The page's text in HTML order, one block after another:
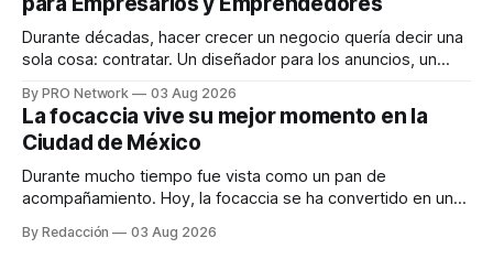
marketing digital explicó que
Durante décadas, hacer crecer un negocio quería decir una
sola cosa: contratar. Un diseñador para los anuncios, un
para los textos, alguien que supiera de publicidad digital
para encontrar prospectos, un vendedor para atender
llamadas y mensajes, y —con suerte— una persona
By PRO Network 03 Aug 2026
La focaccia vive su mejor momento en la
Ciudad de México
Durante mucho tiempo fue vista como un pan de
acompañamiento. Hoy, la focaccia se ha convertido en uno
artesanal, ingredientes de calidad y experiencias que
By Redacción 03 Aug 2026